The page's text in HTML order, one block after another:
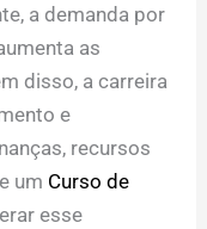
a demanda por
as
disso, a carreira
e
recursos
um Curso de
esse